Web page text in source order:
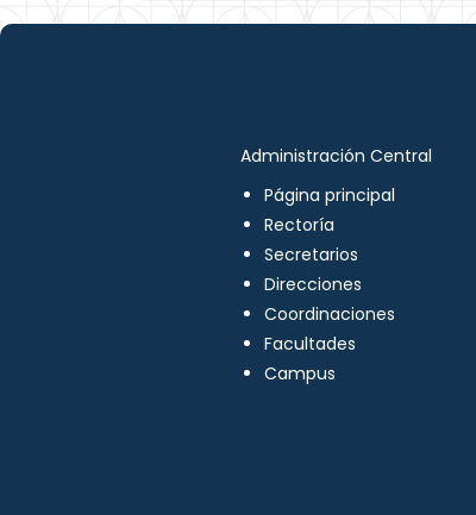
Administración Central
Página principal
Rectoría
Secretarios
Direcciones
Coordinaciones
Facultades
Campus